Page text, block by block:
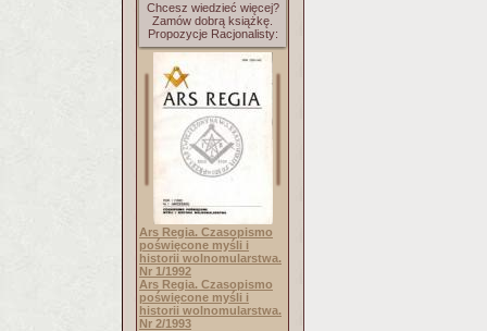
Chcesz wiedzieć więcej?
Zamów dobrą książkę.
Propozycje Racjonalisty:
Ars Regia. Czasopismo
poświęcone myśli i
historii wolnomularstwa.
Nr 1/1992
Ars Regia. Czasopismo
poświęcone myśli i
historii wolnomularstwa.
Nr 2/1993